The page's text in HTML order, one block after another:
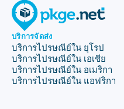
บริการจัดส่ง
บริการไปรษณีย์ใน ยุโรป
บริการไปรษณีย์ใน เอเชีย
บริการไปรษณีย์ใน อเมริกา
บริการไปรษณีย์ใน แอฟริกา